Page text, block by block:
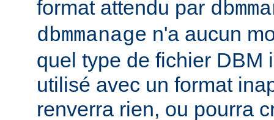
format attendu par
dbmmanage n'a aucun
quel type de fichier DBM
utilisé avec un format
renverra rien, ou pourra